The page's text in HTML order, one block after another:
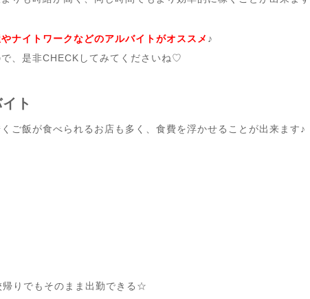
やナイトワークなどのアルバイトがオススメ ♪
、是非CHECKしてみてくださいね♡
ト
ご飯が食べられるお店も多く、食費を浮かせることが出来ます♪
帰りでもそのまま出勤できる☆